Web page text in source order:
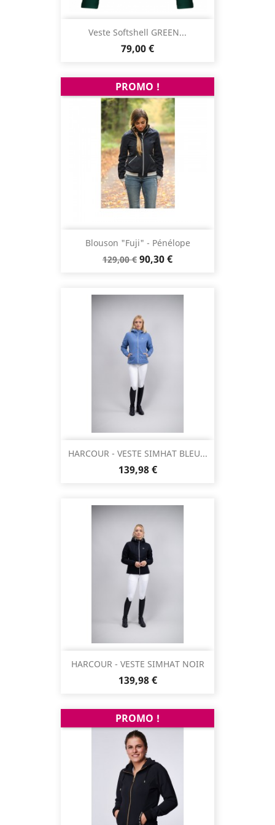
Veste Softshell GREEN...
Prix
79,00 €
Blouson "Fuji" - Pénélope
Prix
129,00 € Prix
90,30 €
PROMO !
HARCOUR - VESTE SIMHAT BLEU...
Prix
139,98 €
HARCOUR - VESTE SIMHAT NOIR
Prix
139,98 €
PROMO !